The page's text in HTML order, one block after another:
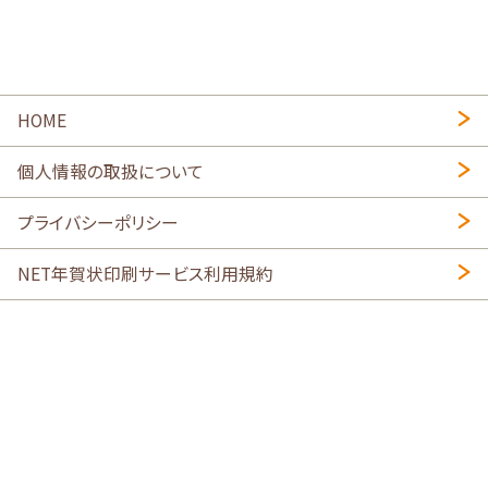
HOME
個人情報の取扱について
プライバシーポリシー
NET年賀状印刷サービス利用規約